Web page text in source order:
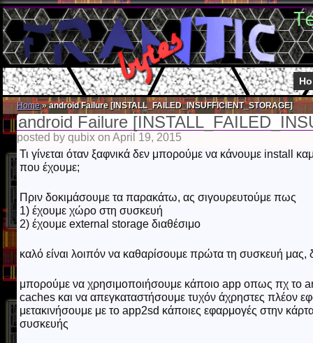
Home»android Failure [INSTALL_FAILED_INSUFFICIENT_STORAGE]
android Failure
posted by qubix on April 19, 2015
Τι γίνεται όταν ξαφνικά δεν μπορούμε να κάνουμε install
που έχουμε;
Πριν δοκιμάσουμε τα παρακάτω, ας σιγουρευτούμε πως
1) έχουμε χώρο στη συσκευή
2) έχουμε external storage διαθέσιμο
καλό είναι λοιπόν να καθαρίσουμε πρώτα τη συσκευή μας,
μπορούμε να χρησιμοποιήσουμε κάποιο app οπως πχ το
caches και να απεγκαταστήσουμε τυχόν άχρηστες πλέον
μετακινήσουμε με το app2sd κάποιες εφαρμογές στην
συσκευής